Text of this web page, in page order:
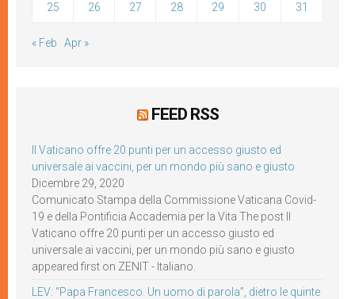
25 26 27 28 29 30 31
« Feb Apr »
FEED RSS
Il Vaticano offre 20 punti per un accesso giusto ed
universale ai vaccini, per un mondo più sano e giusto
Dicembre 29, 2020
Comunicato Stampa della Commissione Vaticana Covid-
19 e della Pontificia Accademia per la Vita The post Il
Vaticano offre 20 punti per un accesso giusto ed
universale ai vaccini, per un mondo più sano e giusto
appeared first on ZENIT - Italiano.
LEV: “Papa Francesco. Un uomo di parola”, dietro le quinte